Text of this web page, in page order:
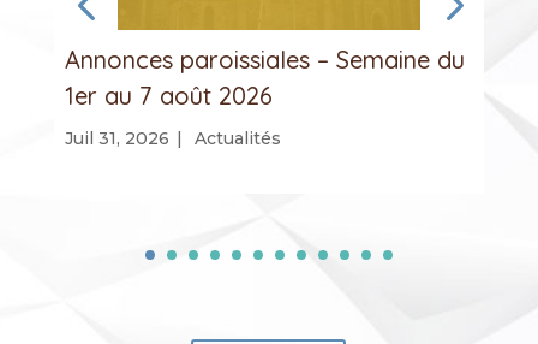
Annonces paroissiales – Semaine du
1er au 7 août 2026
Juil 31, 2026 | Actualités